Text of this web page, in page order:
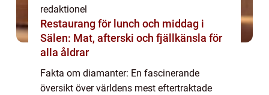
redaktionel
Restaurang för lunch och middag i
Sälen: Mat, afterski och fjällkänsla för
alla åldrar
Fakta om diamanter: En fascinerande
översikt över världens mest eftertraktade